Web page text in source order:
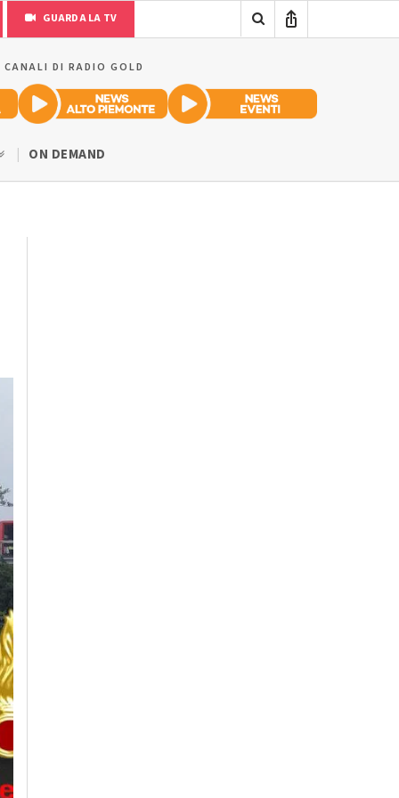
GUARDA LA TV
DI RADIO GOLD
ON DEMAND